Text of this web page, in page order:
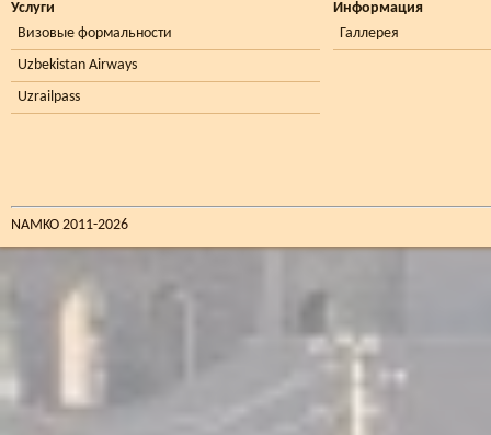
Услуги
Визовые формальности
Uzbekistan Airways
Uzrailpass
Информация
Галлерея
NAMKO 2011-2026